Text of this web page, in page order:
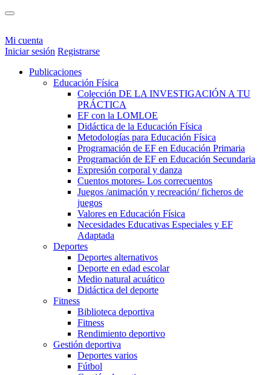
Mi cuenta
Iniciar sesión Registrarse
Publicaciones
Educación Física
Colección DE LA INVESTIGACIÓN A TU
PRÁCTICA
EF con la LOMLOE
Didáctica de la Educación Física
Metodologías para Educación Física
Programación de EF en Educación Primaria
Programación de EF en Educación Secundaria
Expresión corporal y danza
Cuentos motores- Los correcuentos
Juegos /animación y recreación/ ficheros de
juegos
Valores en Educación Física
Necesidades Educativas Especiales y EF
Adaptada
Deportes
Deportes alternativos
Deporte en edad escolar
Medio natural acuático
Didáctica del deporte
Fitness
Biblioteca deportiva
Fitness
Rendimiento deportivo
Gestión deportiva
Deportes varios
Fútbol